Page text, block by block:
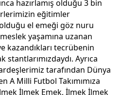
hazırlamış olduğu 3 bin
eğitimler
el emeği göz nuru
yaşamına uzanan
kazandıkları tecrübenin
Ayrıca
tarafından Dünya
A Milli Futbol Takımımıza
İlmek Emek, İlmek İlmek